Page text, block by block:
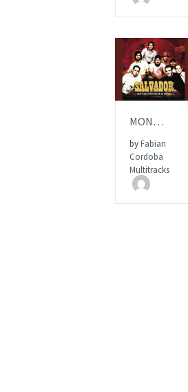
AÑADIR AL
ITEM PRICE:
$15.00
MONTAÑA | Multitrack |SALVADOR
byFabian
Cordoba
Multitracks